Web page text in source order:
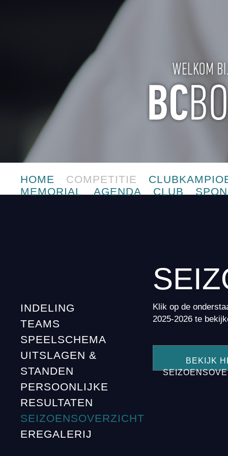
HOME COMPETITIE
MEMORIAL
AGENDA CLUB
INDELING
TEAMS
SPEELSCHEMA
UITSLAGEN &
STANDEN
PERSOONLIJKE
RESULTATEN
SEIZOENSOVERZICHT
EREGALERIJ
Klik op de
2025-2026 te
BEKIJK